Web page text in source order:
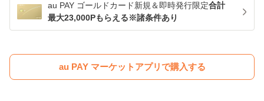
au PAY ゴールドカード新規＆即時発行限定合計
最大23,000Pもらえる※諸条件あり
au PAY マーケットアプリで購入する